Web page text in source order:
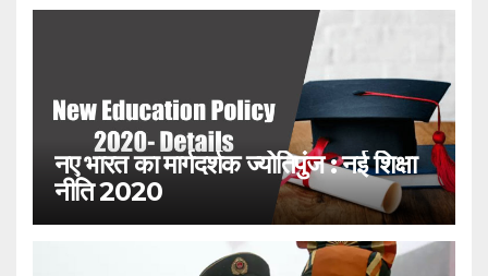
नए भारत का मार्गदर्शक ज्योतिपुंज : नई शिक्षा
नीति 2020